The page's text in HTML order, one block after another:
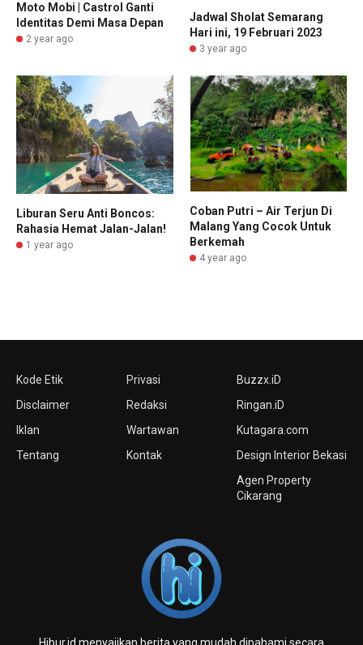
Moto Mobi | Castrol Ganti
Identitas Demi Masa Depan
2 year ago
Jadwal Sholat Semarang
Hari ini, 19 Februari 2023
3 year ago
Liburan Seru Anti Boncos:
Rahasia Hemat Jalan-Jalan!
1 year ago
Coban Putri – Air Terjun Di
Malang Yang Cocok Untuk
Berkemah
4 year ago
Kode Etik
Disclaimer
Iklan
Tentang
Privasi
Redaksi
Wartawan
Kontak
Buzzx.iD
Ringan.iD
Kutagara.com
Design Interior Bekasi
Agen Property
Cikarang